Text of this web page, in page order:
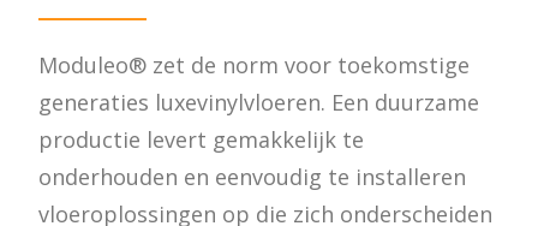
CONTACT
Moduleo® zet de norm voor toekomstige
generaties luxevinylvloeren. Een duurzame
productie levert gemakkelijk te
onderhouden en eenvoudig te installeren
vloeroplossingen op die zich onderscheiden